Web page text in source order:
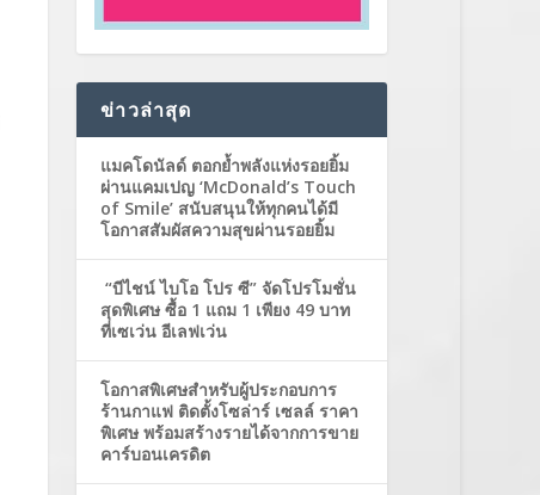
ข่าวล่าสุด
แมคโดนัลด์ ตอกย้ำพลังแห่งรอยยิ้ม
ผ่านแคมเปญ ‘McDonald’s Touch
of Smile’ สนับสนุนให้ทุกคนได้มี
โอกาสสัมผัสความสุขผ่านรอยยิ้ม
“บีไชน์ ไบโอ โปร ซี” จัดโปรโมชั่น
สุดพิเศษ ซื้อ 1 แถม 1 เพียง 49 บาท
ที่เซเว่น อีเลฟเว่น
โอกาสพิเศษสำหรับผู้ประกอบการ
ร้านกาแฟ ติดตั้งโซล่าร์ เซลล์ ราคา
พิเศษ พร้อมสร้างรายได้จากการขาย
คาร์บอนเครดิต